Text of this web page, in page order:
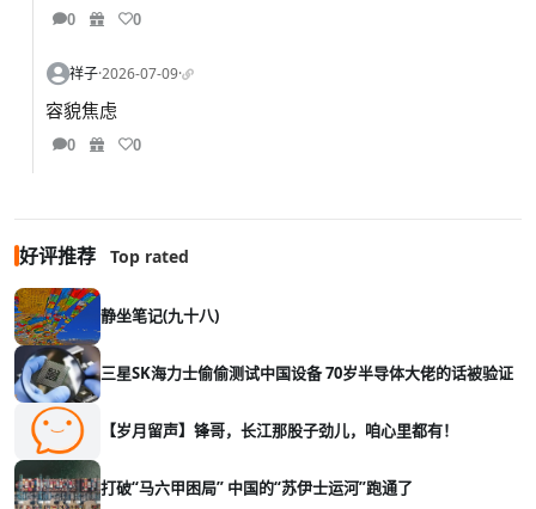
0 0
祥子·2026-07-09·
容貌焦虑
0 0
好评推荐 Top rated
静坐笔记(九十八)
三星SK海力士偷偷测试中国设备 70岁半导体大佬的话被验证
【岁月留声】锋哥，长江那股子劲儿，咱心里都有！
打破“马六甲困局” 中国的“苏伊士运河”跑通了